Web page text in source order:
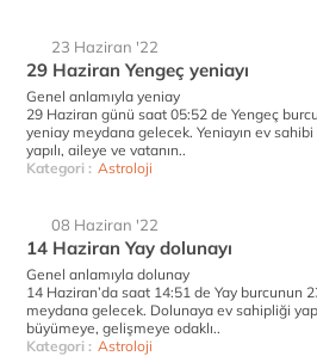
23 Haziran '22
29 Haziran Yengeç yeniayı
Genel anlamıyla yeniay
29 Haziran günü saat 05:52 de Yengeç
yeniay meydana gelecek. Yeniayın ev
yapılı, aileye ve vatanın..
Kategori : Astroloji
08 Haziran '22
14 Haziran Yay dolunayı
Genel anlamıyla dolunay
14 Haziran’da saat 14:51 de Yay burcunun
meydana gelecek. Dolunaya ev sahipliği
büyümeye, gelişmeye odaklı..
Kategori : Astroloji